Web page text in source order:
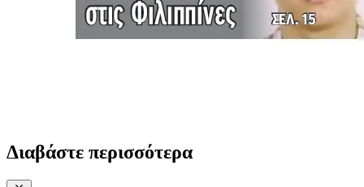
Διαβάστε περισσότερα